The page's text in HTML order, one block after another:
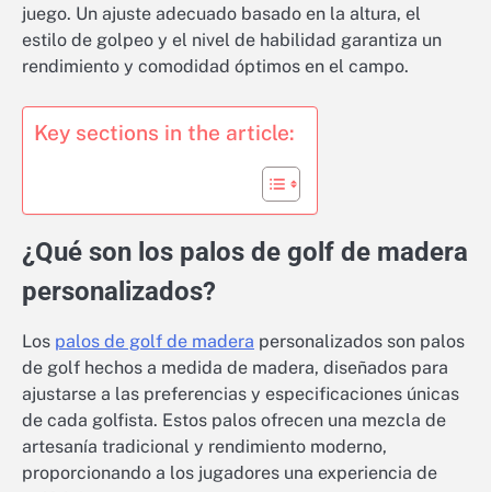
juego. Un ajuste adecuado basado en la altura, el
estilo de golpeo y el nivel de habilidad garantiza un
rendimiento y comodidad óptimos en el campo.
Key sections in the article:
¿Qué son los palos de golf de madera
personalizados?
Los palos de golf de madera personalizados son palos
de golf hechos a medida de madera, diseñados para
ajustarse a las preferencias y especificaciones únicas
de cada golfista. Estos palos ofrecen una mezcla de
artesanía tradicional y rendimiento moderno,
proporcionando a los jugadores una experiencia de